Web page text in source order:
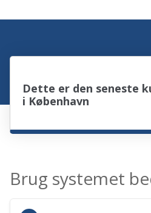
Dette er den seneste
i København
Brug systemet